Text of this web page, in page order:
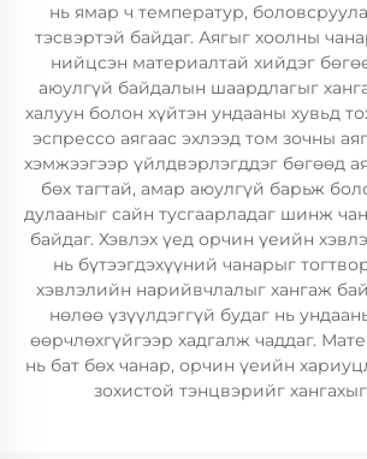
нь ямар ч температур,
тэсвэртэй байдаг. Аягыг хоолны
нийцсэн материалтай хийдэг
аюулгүй байдалын шаардлагыг
халуун болон хүйтэн ундааны хувьд
эспрессо аягаас эхлээд том зочны
хэмжээгээр үйлдвэрлэгддэг бөгөөд
бөх тагтай, амар аюулгүй барьж
дулааныг сайн тусгаарладаг шинж
байдаг. Хэвлэх үед орчин үеийн
нь бүтээгдэхүүний чанарыг
хэвлэлийн нарийвчлалыг хангаж
нөлөө үзүүлдэггүй будаг нь
өөрчлөхгүйгээр хадгалж чаддаг.
нь бат бөх чанар, орчин үеийн
зохистой тэнцвэрийг